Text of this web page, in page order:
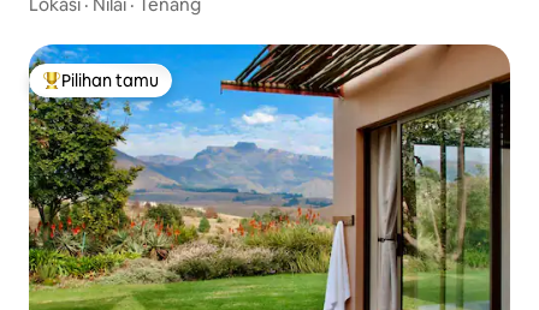
Pilihan tamu terpopuler
Pilihan tamu